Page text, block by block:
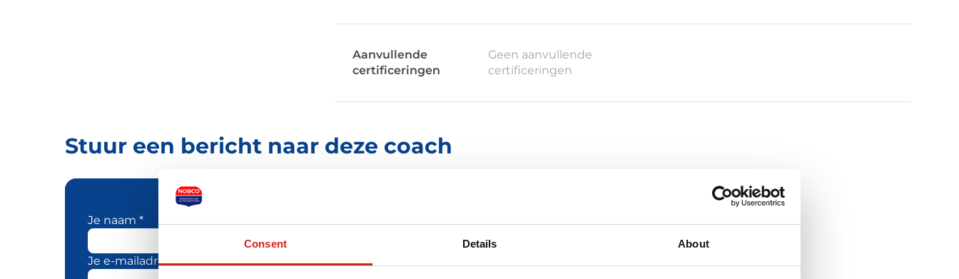
Consent Details About
Aanvullende
certificeringen
Geen aanvullende
certificeringen
Stuur een bericht naar deze coach
Je naam *
Je e-mailadres *